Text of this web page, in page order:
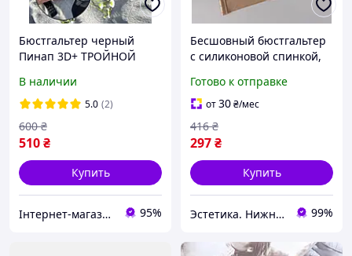
Бюстгальтер черный
Пинап 3D+ ТРОЙНОЙ
маленькой груди АВ
лифчик лиф с очень
большим пушап
В наличии
5.0 (2)
510₴
600 ₴
Купить
Інтернет-магазин товарів для дому "The Rechi" 95%
Бесшовный бюстгальтер
с силиконовой спинкой,
спинками и пуш-ап
Готово к отправке
от30₴/мес
297₴
416 ₴
Купить
Эстетика. Нижнее белье. 99%